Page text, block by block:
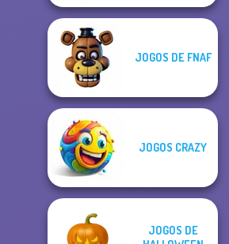
JOGOS DE FNAF
JOGOS CRAZY
JOGOS DE